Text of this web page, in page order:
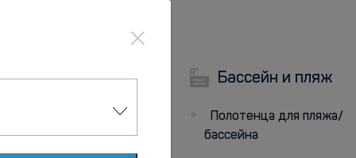
Парковка Бассейн и пляж
Полотенца для пляжа/
бассейна
×